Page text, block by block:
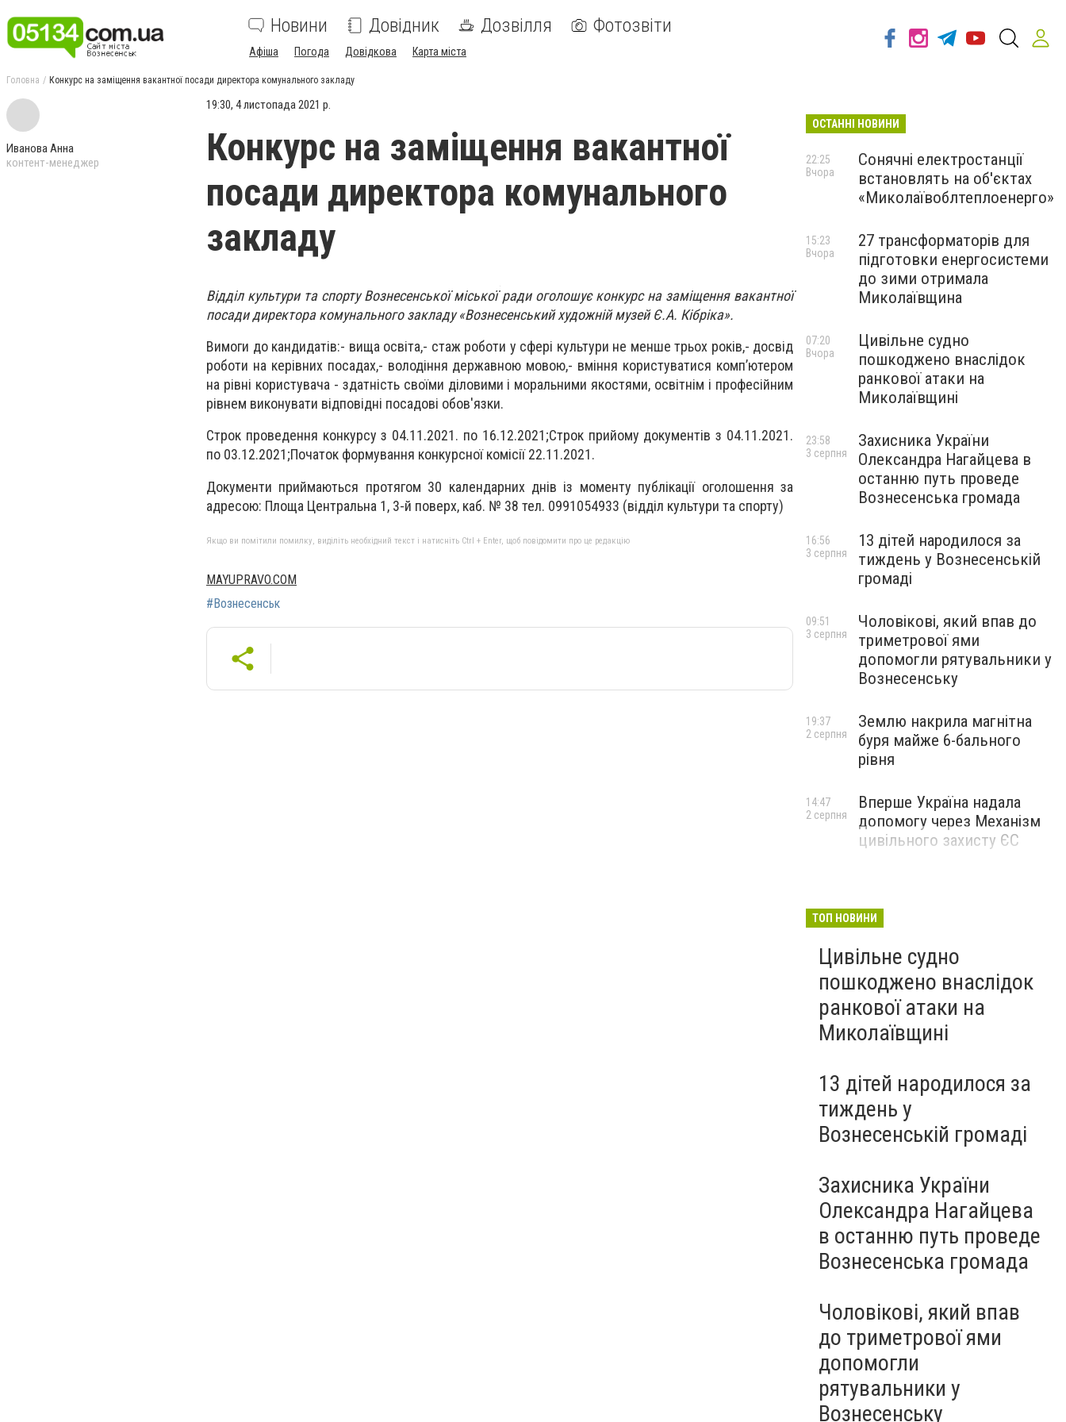
Новини Довідник Дозвілля Фотозвіти
Афіша Погода Довідкова Карта міста
Головна Конкурс на заміщення вакантної посади директора комунального закладу
Иванова Анна
контент-менеджер
19:30, 4 листопада 2021 р.
Конкурс на заміщення вакантної
посади директора комунального
закладу
Відділ культури та спорту Вознесенської міської ради оголошує конкурс на заміщення вакантної
посади директора комунального закладу «Вознесенський художній музей Є.А. Кібріка».
Вимоги до кандидатів:- вища освіта,- стаж роботи у сфері культури не менше трьох років,- досвід
роботи на керівних посадах,- володіння державною мовою,- вміння користуватися комп’ютером
на рівні користувача - здатність своїми діловими і моральними якостями, освітнім і професійним
рівнем виконувати відповідні посадові обов'язки.
Строк проведення конкурсу з 04.11.2021. по 16.12.2021;Строк прийому документів з 04.11.2021.
по 03.12.2021;Початок формування конкурсної комісії 22.11.2021.
Документи приймаються протягом 30 календарних днів із моменту публікації оголошення за
адресою: Площа Центральна 1, 3-й поверх, каб. № 38 тел. 0991054933 (відділ культури та спорту)
Якщо ви помітили помилку, виділіть необхідний текст і натисніть Ctrl + Enter, щоб повідомити про це редакцію
MAYUPRAVO.COM
#Вознесенськ
ОСТАННІ НОВИНИ
Сонячні електростанції
встановлять на об'єктах
«Миколаївоблтеплоенерго»
22:25
Вчора
27 трансформаторів для
підготовки енергосистеми
до зими отримала
Миколаївщина
15:23
Вчора
Цивільне судно
пошкоджено внаслідок
ранкової атаки на
Миколаївщині
07:20
Вчора
Захисника України
Олександра Нагайцева в
останню путь проведе
Вознесенська громада
23:58
3 серпня
13 дітей народилося за
тиждень у Вознесенській
громаді
16:56
3 серпня
Чоловікові, який впав до
триметрової ями
допомогли рятувальники у
Вознесенську
09:51
3 серпня
Землю накрила магнітна
буря майже 6-бального
рівня
19:37
2 серпня
Вперше Україна надала
допомогу через Механізм
цивільного захисту ЄС
14:47
2 серпня
ТОП НОВИНИ
Цивільне судно
пошкоджено внаслідок
ранкової атаки на
Миколаївщині
13 дітей народилося за
тиждень у
Вознесенській громаді
Захисника України
Олександра Нагайцева
в останню путь проведе
Вознесенська громада
Чоловікові, який впав
до триметрової ями
допомогли
рятувальники у
Вознесенську